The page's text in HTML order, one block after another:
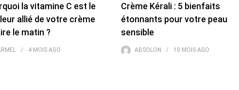
la vitamine C est le
allié de votre crème
le matin ?
4 MOISAGO
Crème Kérali : 5 bienfaits
étonnants pour votre peau
sensible
ABSOLON 10 MOISAGO